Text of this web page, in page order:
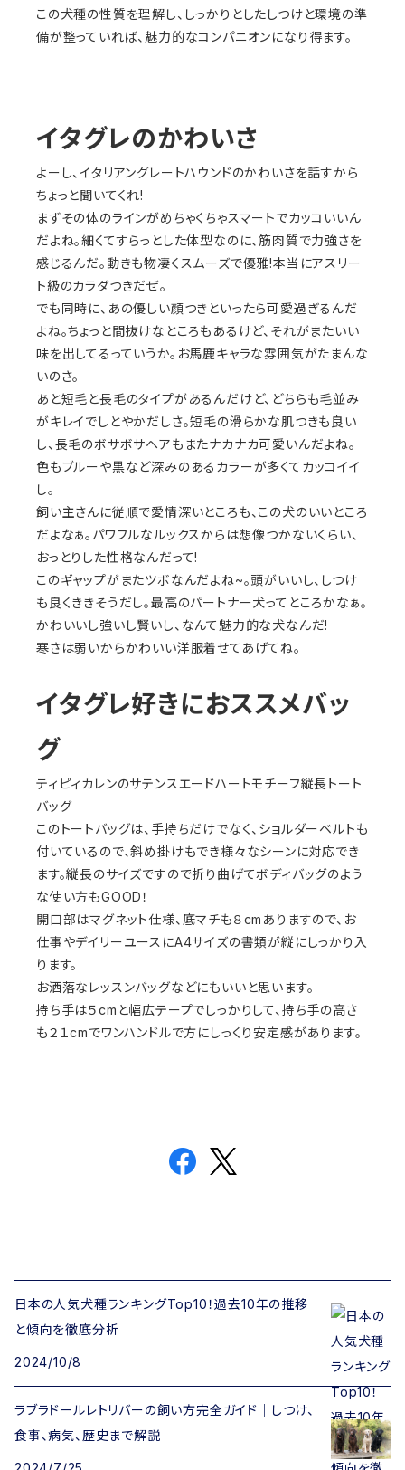
この犬種の性質を理解し、しっかりとしたしつけと環境の準
備が整っていれば、魅力的なコンパニオンになり得ます。
イタグレのかわいさ
よーし、イタリアングレートハウンドのかわいさを話すから
ちょっと聞いてくれ!
まずその体のラインがめちゃくちゃスマートでカッコいいん
だよね。細くてすらっとした体型なのに、筋肉質で力強さを
感じるんだ。動きも物凄くスムーズで優雅!本当にアスリー
ト級のカラダつきだぜ。
でも同時に、あの優しい顔つきといったら可愛過ぎるんだ
よね。ちょっと間抜けなところもあるけど、それがまたいい
味を出してるっていうか。お馬鹿キャラな雰囲気がたまんな
いのさ。
あと短毛と長毛のタイプがあるんだけど、どちらも毛並み
がキレイでしとやかだしさ。短毛の滑らかな肌つきも良い
し、長毛のボサボサヘアもまたナカナカ可愛いんだよね。
色もブルーや黒など深みのあるカラーが多くてカッコイイ
し。
飼い主さんに従順で愛情深いところも、この犬のいいところ
だよなぁ。パワフルなルックスからは想像つかないくらい、
おっとりした性格なんだって!
このギャップがまたツボなんだよね~。頭がいいし、しつけ
も良くききそうだし。最高のパートナー犬ってところかなぁ。
かわいいし強いし賢いし、なんて魅力的な犬なんだ!
寒さは弱いからかわいい洋服着せてあげてね。
イタグレ好きにおススメバッ
グ
ティピィカレンのサテンスエードハートモチーフ縦長トート
バッグ
このトートバッグは、手持ちだけでなく、ショルダーベルトも
付いているので、斜め掛けもでき様々なシーンに対応でき
ます。縦長のサイズですので折り曲げてボディバッグのよう
な使い方もGOOD！
開口部はマグネット仕様、底マチも８cmありますので、お
仕事やデイリーユースにA4サイズの書類が縦にしっかり入
ります。
お洒落なレッスンバッグなどにもいいと思います。
持ち手は５cmと幅広テープでしっかりして、持ち手の高さ
も２１cmでワンハンドルで方にしっくり安定感があります。
日本の人気犬種ランキングTop10！過去10年の推移
と傾向を徹底分析
2024/10/8
ラブラドールレトリバーの飼い方完全ガイド｜しつけ、
食事、病気、歴史まで解説